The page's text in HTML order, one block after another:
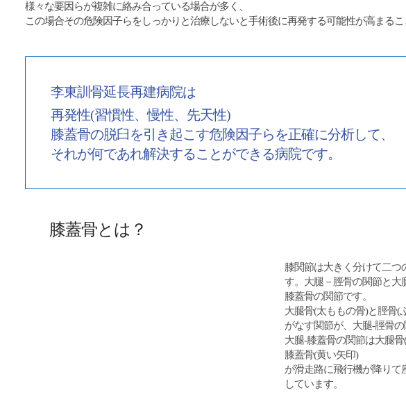
様々な要因らが複雑に絡み合っている場合が多く、
この場合その危険因子らをしっかりと治療しないと手術後に再発する可能性が高まるこ
李東訓骨延長再建病院は
再発性(習慣性、慢性、先天性)
膝蓋骨の脱臼を引き起こす危険因子らを正確に分析して、
それが何であれ解決することができる病院です。
膝蓋骨とは？
膝関節は大きく分けて二つ
す。大腿－脛骨の関節と大
膝蓋骨の関節です。
大腿骨(太ももの骨)と脛骨(
がなす関節が、大腿‐脛骨の
大腿‐膝蓋骨の関節は大腿骨
膝蓋骨(黄い矢印)
が滑走路に飛行機が降りて
しています。